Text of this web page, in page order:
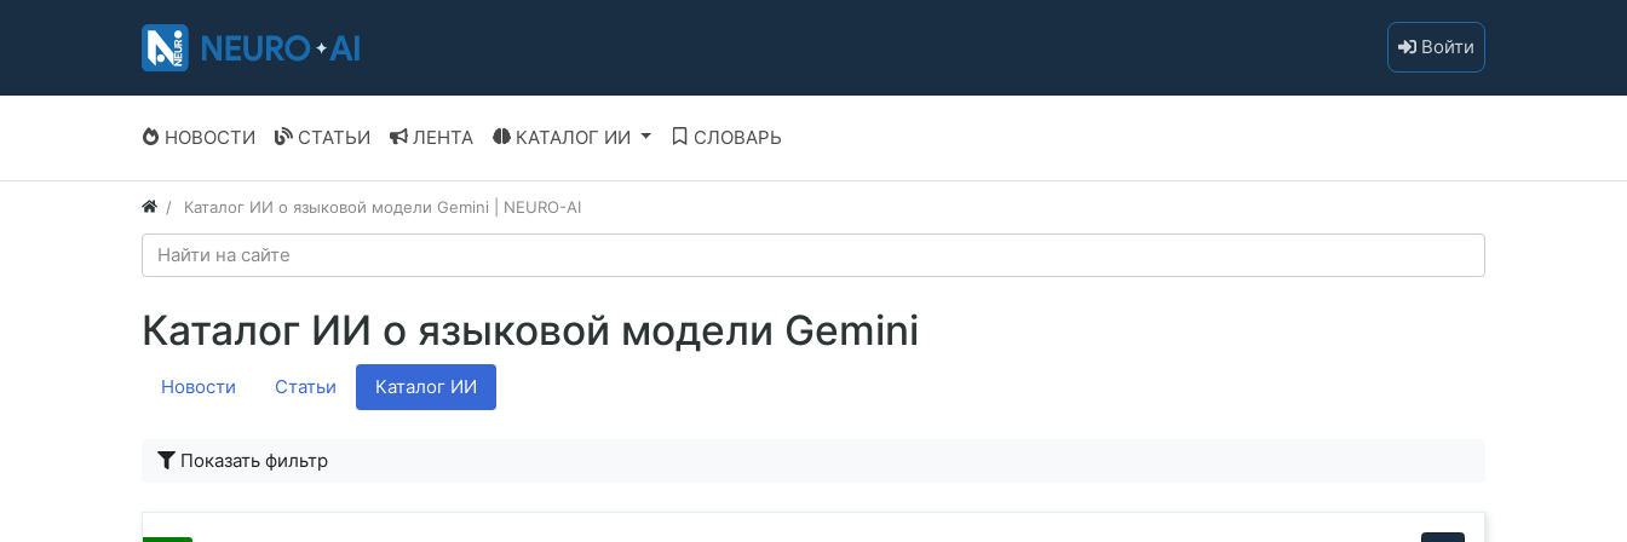
Войти
НОВОСТИ СТАТЬИ ЛЕНТА КАТАЛОГ ИИ СЛОВАРЬ
Каталог ИИ о языковой модели Gemini | NEURO-AI
Каталог ИИ о языковой модели Gemini
Новости Статьи Каталог ИИ
Показать фильтр